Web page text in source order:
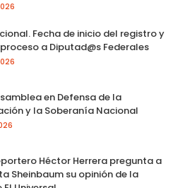
Fecha de inicio del registro y
a Diputad@s Federales
en Defensa de la
y la Soberanía Nacional
Héctor Herrera pregunta a
Sheinbaum su opinión de la